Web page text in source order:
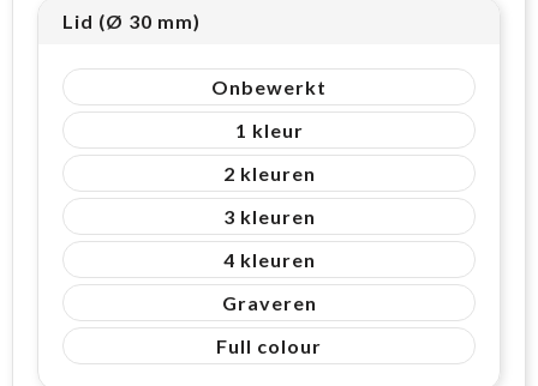
Lid (Ø 30 mm)
Onbewerkt
1
2
3
4
Graveren
Full colour